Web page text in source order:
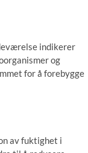
indikerer
og
for å forebygge
av fuktighet i